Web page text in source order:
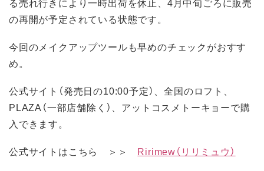
の再開が予定されている状態です。
今回のメイクアップツールも早めのチェックがおすす
め。
公式サイト（発売日の10:00予定）、全国のロフト、
PLAZA（一部店舗除く）、アットコスメトーキョーで購
入できます。
公式サイトはこちら ＞＞ Ririmew（リリミュウ）